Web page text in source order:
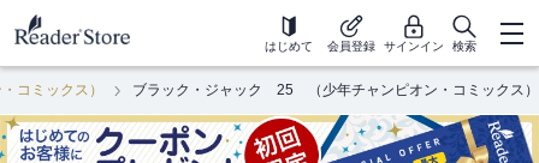
はじめて 会員登録 サインイン 検索
コミックス） ブラック・ジャック 25 （少年チャンピオン・コミックス）